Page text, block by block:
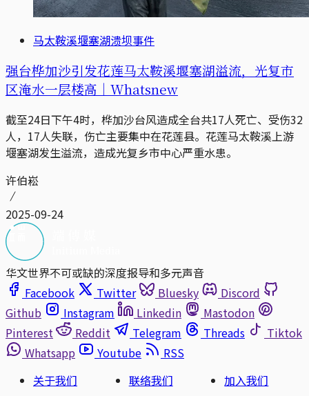
马太鞍溪堰塞湖溃坝事件
强台桦加沙引发花莲马太鞍溪堰塞湖溢流，光复市
区淹水一层楼高｜Whatsnew
截至24日下午4时，桦加沙台风造成全台共17人死亡、受伤32
人，17人失联，伤亡主要集中在花莲县。花莲马太鞍溪上游
堰塞湖发生溢流，造成光复乡市中心严重水患。
许伯崧
2025-09-24
华文世界不可或缺的深度报导和多元声音
Facebook
Twitter Bluesky
Discord
Github
Instagram Linkedin
Mastodon
Pinterest
Reddit Telegram Threads
Tiktok
Whatsapp
Youtube
RSS
关于我们
联络我们
加入我们